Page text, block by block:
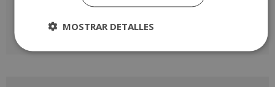
A
MOSTRAR DETALLES